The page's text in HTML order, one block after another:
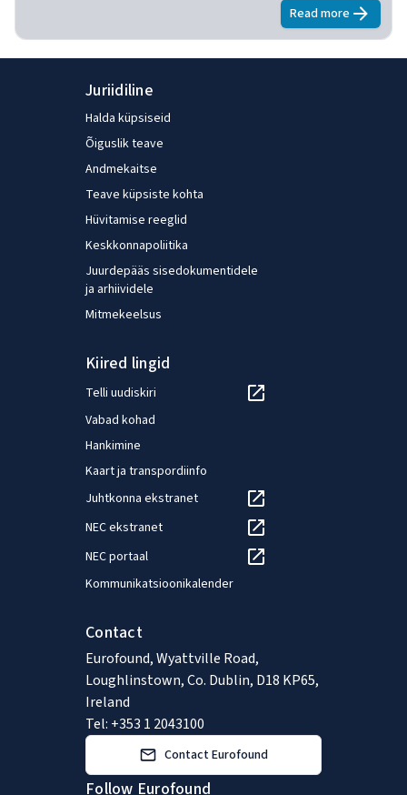
Read moreaboutTaking
Juriidiline
Halda küpsiseid
Õiguslik teave
Andmekaitse
Teave küpsiste kohta
Hüvitamise reeglid
Keskkonnapoliitika
Juurdepääs sisedokumentidele
ja arhiividele
Mitmekeelsus
Kiired lingid
Telli uudiskiri
Vabad kohad
Hankimine
Kaart ja transpordiinfo
Juhtkonna ekstranet
NEC ekstranet
NEC portaal
Kommunikatsioonikalender
Contact
Eurofound, Wyattville Road,
Loughlinstown, Co. Dublin, D18 KP65,
Ireland
Tel: +353 1 2043100
Contact Eurofound
Follow Eurofound